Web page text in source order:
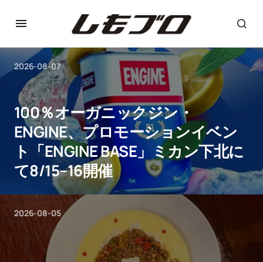
2026-08-07
100％オーガニックジン・
ENGINE、プロモーションイベン
ト「ENGINE BASE」ミカン下北に
て8/15–16開催
2026-08-05